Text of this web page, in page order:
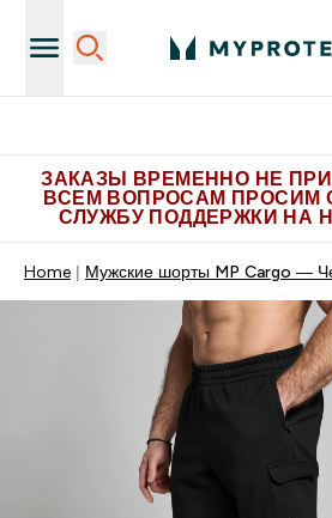
ЗАКАЗЫ ВРЕМЕННО НЕ
ВСЕМ ВОПРОСАМ ПРОСИМ
СЛУЖБУ ПОДДЕРЖКИ НА
Home Мужские шорты MP Cargo —